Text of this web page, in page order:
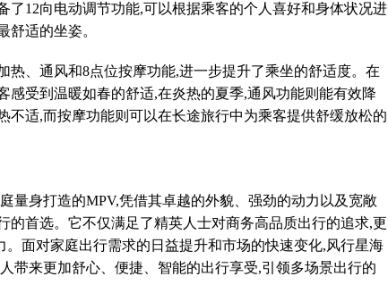
了12向电动调节功能,可以根据乘客的个人喜好和身体状况进
舒适的坐姿。
热、通风和8点位按摩功能,进一步提升了乘坐的舒适度。在
感受到温暖如春的舒适,在炎热的夏季,通风功能则能有效降
不适,而按摩功能则可以在长途旅行中为乘客提供舒缓放松的
量身打造的MPV,凭借其卓越的外貌、强劲的动力以及宽敞
的首选。它不仅满足了精英人士对商务高品质出行的追求,更
面对家庭出行需求的日益提升和市场的快速变化,风行星海
带来更加舒心、便捷、智能的出行享受,引领多场景出行的